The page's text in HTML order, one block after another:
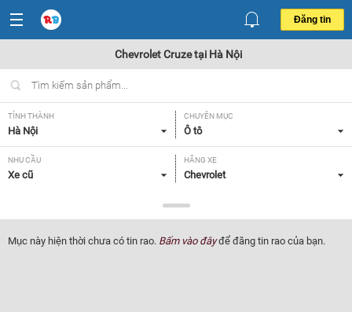
Đăng tin
Chevrolet Cruze tại Hà Nội
TỈNH THÀNH
Hà Nội
CHUYÊN MỤC
Ô tô
NHU CẦU
Xe cũ
HÃNG XE
Chevrolet
Cruze
NĂM SẢN XUẤT
Tất cả
GIÁ XE XUẤT XỨ
Mục này hiện thời chưa có tin rao. Bấm vào đâyđể đăng tin rao của bạn.